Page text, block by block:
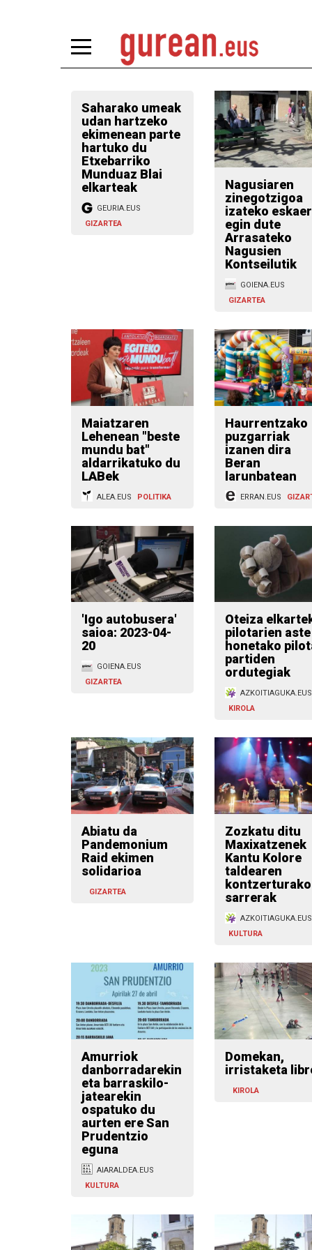
Saharako umeak
udan hartzeko
ekimenean parte
hartuko du
Etxebarriko
Munduaz Blai
elkarteak
GEURIA.EUS
GIZARTEA
Nagusiaren
zinegotzigoa
izateko
egin dute
Arrasateko
Nagusien
Kontseilutik
GOIENA.EUS
GIZARTEA
Maiatzaren
Lehenean "beste
mundu bat"
aldarrikatuko du
LABek
ALEA.EUS POLITIKA
Haurrentzako
puzgarriak
izanen dira
Beran
larunbatean
ERRAN.EUS
'Igo autobusera'
saioa: 2023-04-
20
GOIENA.EUS
GIZARTEA
Oteiza
pilotarien aste
honetako
partiden
ordutegiak
AZKOITIAGUKA.EUS
KIROLA
Abiatu da
Pandemonium
Raid ekimen
solidarioa
GIZARTEA
Zozkatu ditu
Maxixatzenek
Kantu Kolore
taldearen
kontzerturako
sarrerak
AZKOITIAGUKA.EUS
KULTURA
Amurriok
danborradarekin
eta barraskilo-
jatearekin
ospatuko du
aurten ere San
Prudentzio
eguna
AIARALDEA.EUS
KULTURA
Domekan,
irristaketa
KIROLA